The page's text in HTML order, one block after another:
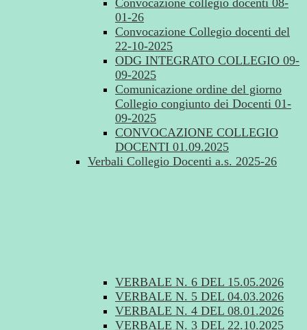
Convocazione collegio docenti 08-
01-26
Convocazione Collegio docenti del
22-10-2025
ODG INTEGRATO COLLEGIO 09-
09-2025
Comunicazione ordine del giorno
Collegio congiunto dei Docenti 01-
09-2025
CONVOCAZIONE COLLEGIO
DOCENTI 01.09.2025
Verbali Collegio Docenti a.s. 2025-26
VERBALE N. 6 DEL 15.05.2026
VERBALE N. 5 DEL 04.03.2026
VERBALE N. 4 DEL 08.01.2026
VERBALE N. 3 DEL 22.10.2025